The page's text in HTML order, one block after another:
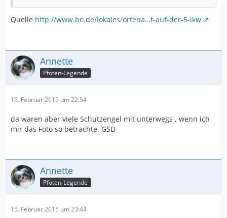
Quelle http://www.bo.de/lokales/ortena…t-auf-der-5-lkw
Annette
Pfoten-Legende
15. Februar 2015 um 22:54
da waren aber viele Schutzengel mit unterwegs , wenn ich
mir das Foto so betrachte. GSD
Annette
Pfoten-Legende
15. Februar 2015 um 23:44